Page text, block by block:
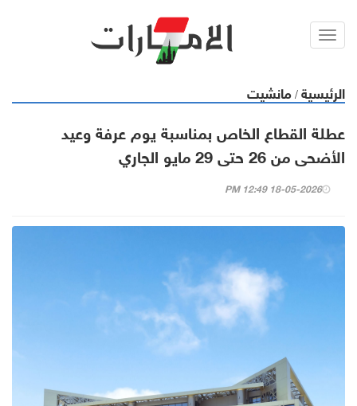
Toggl
الرئيسية / مانشيت
عطلة القطاع الخاص بمناسبة يوم عرفة وعيد
الأضحى من 26 حتى 29 مايو الجاري
18-05-2026 12:49 PM